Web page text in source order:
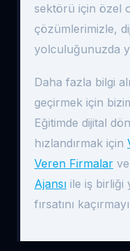
sektörü için özel
çözümlerimizle,
yolculuğunuzda
Daha fazla bilgi
geçirmek için
Eğitimde dijital
hızlandırmak için
Veren Firmalar ve
Ajansı ile iş birliği
fırsatını